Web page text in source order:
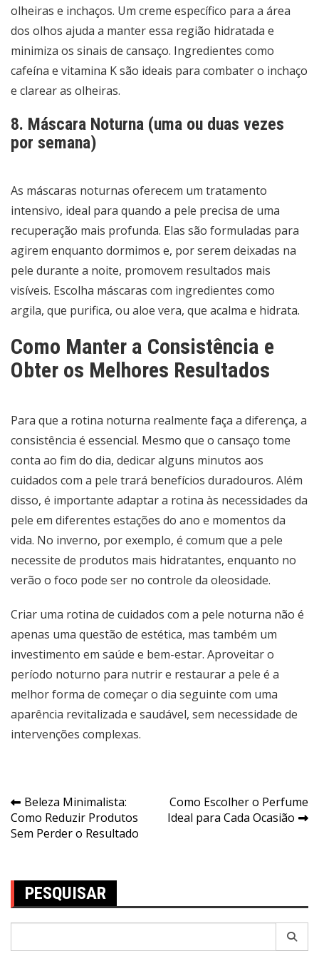
olheiras e inchaços. Um creme específico para a área
dos olhos ajuda a manter essa região hidratada e
minimiza os sinais de cansaço. Ingredientes como
cafeína e vitamina K são ideais para combater o inchaço
e clarear as olheiras.
8. Máscara Noturna (uma ou duas vezes
por semana)
As máscaras noturnas oferecem um tratamento
intensivo, ideal para quando a pele precisa de uma
recuperação mais profunda. Elas são formuladas para
agirem enquanto dormimos e, por serem deixadas na
pele durante a noite, promovem resultados mais
visíveis. Escolha máscaras com ingredientes como
argila, que purifica, ou aloe vera, que acalma e hidrata.
Como Manter a Consistência e
Obter os Melhores Resultados
Para que a rotina noturna realmente faça a diferença, a
consistência é essencial. Mesmo que o cansaço tome
conta ao fim do dia, dedicar alguns minutos aos
cuidados com a pele trará benefícios duradouros. Além
disso, é importante adaptar a rotina às necessidades da
pele em diferentes estações do ano e momentos da
vida. No inverno, por exemplo, é comum que a pele
necessite de produtos mais hidratantes, enquanto no
verão o foco pode ser no controle da oleosidade.
Criar uma rotina de cuidados com a pele noturna não é
apenas uma questão de estética, mas também um
investimento em saúde e bem-estar. Aproveitar o
período noturno para nutrir e restaurar a pele é a
melhor forma de começar o dia seguinte com uma
aparência revitalizada e saudável, sem necessidade de
intervenções complexas.
Navegação
de
Beleza Minimalista:
Como Reduzir Produtos
Sem Perder o Resultado
Como Escolher o Perfume
Ideal para Cada Ocasião
PESQUISAR